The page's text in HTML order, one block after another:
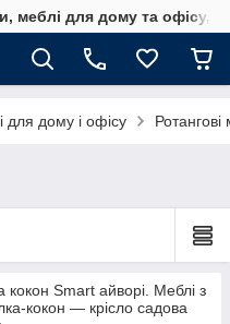
меблі для дому та офісу,
для дому і офісу Ротангові
кокон Smart айворі. Меблі з
кокон — крісло садова